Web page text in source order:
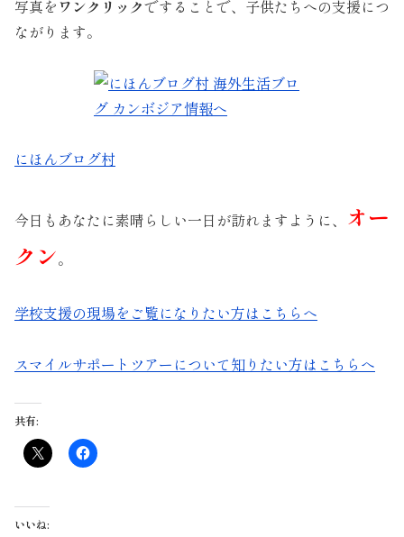
写真をワンクリックですることで、子供たちへの支援につ
ながります。
にほんブログ村
今日もあなたに素晴らしい一日が訪れますように、 オー
クン。
学校支援の現場をご覧になりたい方はこちらへ
スマイルサポートツアーについて知りたい方はこちらへ
共有:
いいね: